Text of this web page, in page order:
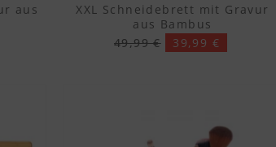
aus
XXL Schneidebrett mit Gravur
aus Bambus
49,99 €
39,99 €